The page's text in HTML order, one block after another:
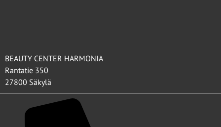
BEAUTY CENTER HARMONIA
Rantatie 350
27800 Säkylä